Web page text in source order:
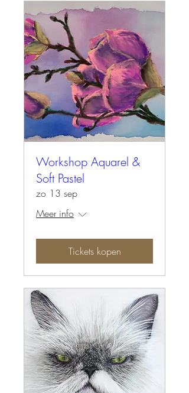
Workshop Aquarel &
Soft Pastel
zo 13 sep
Meer info
Tickets kopen